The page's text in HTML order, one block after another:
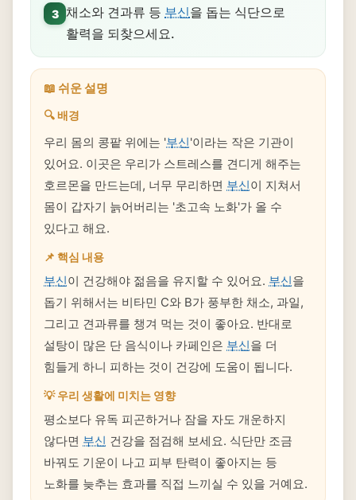
3 채소와 견과류 등 부신을 돕는 식단으로
활력을 되찾으세요.
📖 쉬운 설명
🔍 배경
우리 몸의 콩팥 위에는 '부신'이라는 작은 기관이
있어요. 이곳은 우리가 스트레스를 견디게 해주는
호르몬을 만드는데, 너무 무리하면 부신이 지쳐서
몸이 갑자기 늙어버리는 '초고속 노화'가 올 수
있다고 해요.
📌 핵심 내용
부신이 건강해야 젊음을 유지할 수 있어요. 부신을
돕기 위해서는 비타민 C와 B가 풍부한 채소, 과일,
그리고 견과류를 챙겨 먹는 것이 좋아요. 반대로
설탕이 많은 단 음식이나 카페인은 부신을 더
힘들게 하니 피하는 것이 건강에 도움이 됩니다.
💡 우리 생활에 미치는 영향
평소보다 유독 피곤하거나 잠을 자도 개운하지
않다면 부신 건강을 점검해 보세요. 식단만 조금
바꿔도 기운이 나고 피부 탄력이 좋아지는 등
노화를 늦추는 효과를 직접 느끼실 수 있을 거예요.